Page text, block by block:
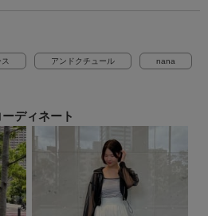
アンドクチュール nana
ディネート